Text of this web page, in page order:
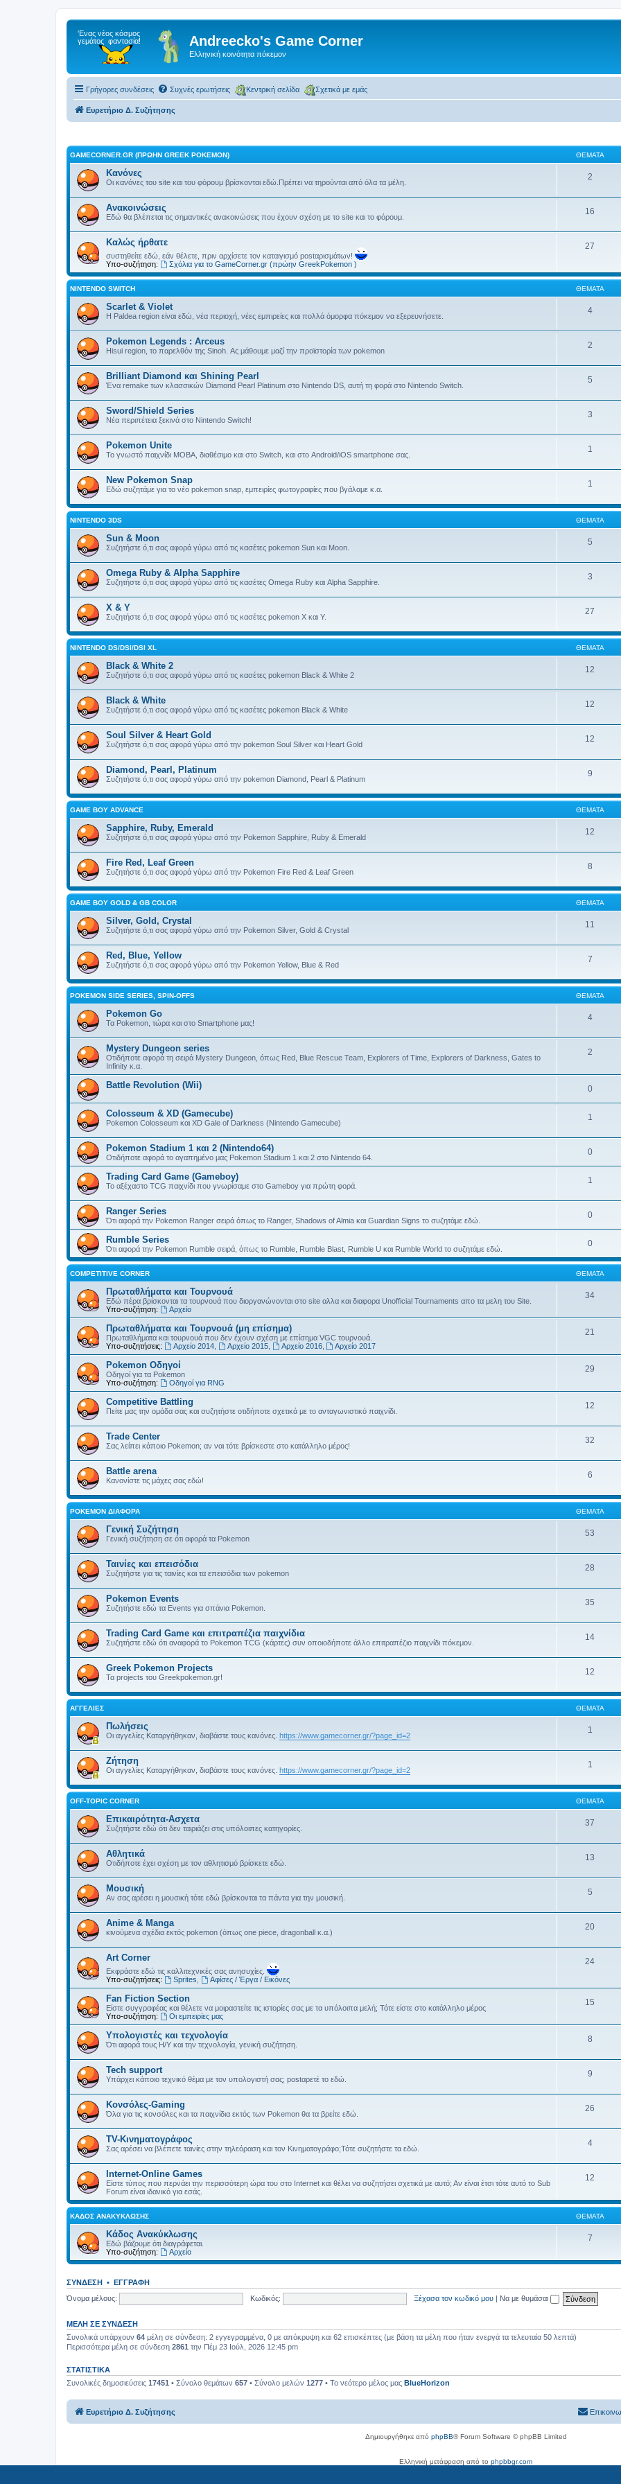
Andreecko's Game Corner
Ελληνική κοινότητα πόκεμον
Γρήγορες συνδέσεις Συχνές ερωτήσεις Κεντρική σελίδα Σχετικά με εμάς
Ευρετήριο Δ. Συζήτησης
GAMECORNER.GR (ΠΡΏΗΝ GREEK POKEMON) ΘΈΜΑΤΑ
Κανόνες
Οι κανόνες του site και του φόρουμ βρίσκονται εδώ.Πρέπει να τηρούνται από όλα τα μέλη.
2
Ανακοινώσεις
Εδώ θα βλέπεται τις σημαντικές ανακοινώσεις που έχουν σχέση με το site και το φόρουμ.
16
Kαλώς ήρθατε
συστηθείτε εδώ, εάν θέλετε, πριν αρχίσετε τον καταιγισμό postαρισμάτων!
Υπο-συζήτηση:
Σχόλια για το GameCorner.gr (πρώην GreekPokemon )
27
NINTENDO SWITCH ΘΈΜΑΤΑ
Scarlet & Violet
Η Paldea region είναι εδώ, νέα περιοχή, νέες εμπιρείες και πολλά όμορφα πόκεμον να εξερευνήσετε.
4
Pokemon Legends : Arceus
Hisui region, το παρελθόν της Sinoh. Ας μάθουμε μαζί την προϊστορία των pokemon
2
Brilliant Diamond και Shining Pearl
Ένα remake των κλασσικών Diamond Pearl Platinum στο Nintendo DS, αυτή τη φορά στο Nintendo Switch.
5
Sword/Shield Series
Νέα περιπέτεια ξεκινά στο Nintendo Switch!
3
Pokemon Unite
Το γνωστό παιχνίδι MOBA, διαθέσιμο και στο Switch, και στο Android/iOS smartphone σας.
1
New Pokemon Snap
Εδώ συζητάμε για το νέο pokemon snap, εμπειρίες φωτογραφίες που βγάλαμε κ.α.
1
NINTENDO 3DS ΘΈΜΑΤΑ
Sun & Moon
Συζητήστε ό,τι σας αφορά γύρω από τις κασέτες pokemon Sun και Moon.
5
Omega Ruby & Alpha Sapphire
Συζητήστε ό,τι σας αφορά γύρω από τις κασέτες Omega Ruby και Alpha Sapphire.
3
X & Y
Συζητήστε ό,τι σας αφορά γύρω από τις κασέτες pokemon X και Y.
27
NINTENDO DS/DSI/DSI XL ΘΈΜΑΤΑ
Black & White 2
Συζητήστε ό,τι σας αφορά γύρω από τις κασέτες pokemon Black & White 2
12
Black & White
Συζητήστε ό,τι σας αφορά γύρω από τις κασέτες pokemon Black & White
12
Soul Silver & Heart Gold
Συζητήστε ό,τι σας αφορά γύρω από την pokemon Soul Silver και Heart Gold
12
Diamond, Pearl, Platinum
Συζητήστε ό,τι σας αφορά γύρω από την pokemon Diamond, Pearl & Platinum
9
GAME BOY ADVANCE ΘΈΜΑΤΑ
Sapphire, Ruby, Emerald
Συζητήστε ό,τι σας αφορά γύρω από την Pokemon Sapphire, Ruby & Emerald
12
Fire Red, Leaf Green
Συζητήστε ό,τι σας αφορά γύρω από την Pokemon Fire Red & Leaf Green
8
GAME BOY GOLD & GB COLOR ΘΈΜΑΤΑ
Silver, Gold, Crystal
Συζητήστε ό,τι σας αφορά γύρω από την Pokemon Silver, Gold & Crystal
11
Red, Blue, Yellow
Συζητήστε ό,τι σας αφορά γύρω από την Pokemon Yellow, Blue & Red
7
POKEMON SIDE SERIES, SPIN-OFFS ΘΈΜΑΤΑ
Pokemon Go
Τα Pokemon, τώρα και στο Smartphone μας!
4
Mystery Dungeon series
Οτιδήποτε αφορά τη σειρά Mystery Dungeon, όπως Red, Blue Rescue Team, Explorers of Time, Explorers of Darkness, Gates to
Infinity κ.α.
2
Battle Revolution (Wii) 0
Colosseum & XD (Gamecube)
Pokemon Colosseum και XD Gale of Darkness (Nintendo Gamecube)
1
Pokemon Stadium 1 και 2 (Nintendo64)
Οτιδήποτε αφορά το αγαπημένο μας Pokemon Stadium 1 και 2 στο Nintendo 64.
0
Trading Card Game (Gameboy)
Το αξέχαστο TCG παιχνίδι που γνωρίσαμε στο Gameboy για πρώτη φορά.
1
Ranger Series
Ότι αφορά την Pokemon Ranger σειρά όπως το Ranger, Shadows of Almia και Guardian Signs το συζητάμε εδώ.
0
Rumble Series
Ότι αφορά την Pokemon Rumble σειρά, όπως το Rumble, Rumble Blast, Rumble U και Rumble World το συζητάμε εδώ.
0
COMPETITIVE CORNER ΘΈΜΑΤΑ
Πρωταθλήματα και Τουρνουά
Εδώ πέρα βρίσκονται τα τουρνουά που διοργανώνονται στο site αλλα και διαφορα Unofficial Tournaments απο τα μελη του Site.
Υπο-συζήτηση:
Αρχείο
34
Πρωταθλήματα και Τουρνουά (μη επίσημα)
Πρωταθλήματα και τουρνουά που δεν έχουν σχέση με επίσημα VGC τουρνουά.
Υπο-συζητήσεις:
Αρχείο 2014, Αρχείο 2015, Αρχείο 2016, Αρχείο 2017
21
Pokemon Οδηγοί
Οδηγοί για τα Pokemon
Υπο-συζήτηση:
Οδηγοί για RNG
29
Competitive Battling
Πείτε μας την ομάδα σας και συζητήστε οτιδήποτε σχετικά με το ανταγωνιστικό παιχνίδι.
12
Trade Center
Σας λείπει κάποιο Pokemon; αν ναι τότε βρίσκεστε στο κατάλληλο μέρος!
32
Battle arena
Κανονίστε τις μάχες σας εδώ!
6
POKEMON ΔΙΆΦΟΡΑ ΘΈΜΑΤΑ
Γενική Συζήτηση
Γενική συζήτηση σε ότι αφορά τα Pokemon
53
Ταινίες και επεισόδια
Συζητήστε για τις ταινίες και τα επεισόδια των pokemon
28
Pokemon Events
Συζητήστε εδώ τα Events για σπάνια Pokemon.
35
Trading Card Game και επιτραπέζια παιχνίδια
Συζητήστε εδώ ότι αναφορά το Pokemon TCG (κάρτες) συν οποιοδήποτε άλλο επιτραπέζιο παιχνίδι πόκεμον.
14
Greek Pokemon Projects
Τα projects του Greekpokemon.gr!
12
ΑΓΓΕΛΊΕΣ ΘΈΜΑΤΑ
Πωλήσεις
Οι αγγελίες Καταργήθηκαν, διαβάστε τους κανόνες. https://www.gamecorner.gr/?page_id=2
1
Ζήτηση
Οι αγγελίες Καταργήθηκαν, διαβάστε τους κανόνες. https://www.gamecorner.gr/?page_id=2
1
OFF-TOPIC CORNER ΘΈΜΑΤΑ
Επικαιρότητα-Ασχετα
Συζητήστε εδώ ότι δεν ταιριάζει στις υπόλοιπες κατηγορίες.
37
Αθλητικά
Οτιδήποτε έχει σχέση με τον αθλητισμό βρίσκετε εδώ.
13
Μουσική
Αν σας αρέσει η μουσική τότε εδώ βρίσκονται τα πάντα για την μουσική.
5
Anime & Manga
κινούμενα σχέδια εκτός pokemon (όπως one piece, dragonball κ.α.)
20
Art Corner
Εκφράστε εδώ τις καλλιτεχνικές σας ανησυχίες.
Υπο-συζητήσεις:
Sprites Αφίσες / Έργα / Εικόνες
24
Fan Fiction Section
Είστε συγγραφέας και θέλετε να μοιραστείτε τις ιστορίες σας με τα υπόλοιπα μελή; Τότε είστε στο κατάλληλο μέρος
Υπο-συζήτηση:
Οι εμπειρίες μας
15
Υπολογιστές και τεχνολογία
Ότι αφορά τους Η/Υ και την τεχνολογία, γενική συζήτηση.
8
Tech support
Υπάρχει κάποιο τεχνικό θέμα με τον υπολογιστή σας; postαρετέ το εδώ.
9
Kονσόλες-Gaming
Όλα για τις κονσόλες και τα παιχνίδια εκτός των Pokemon θα τα βρείτε εδώ.
26
TV-Κινηματογράφος
Σας αρέσει να βλέπετε ταινίες στην τηλεόραση και τον Κινηματογράφο;Τότε συζητήστε τα εδώ.
4
Internet-Online Games
Είστε τύπος που περνάει την περισσότερη ώρα του στο Internet και θέλει να συζητήσει σχετικά με αυτό; Αν είναι έτσι τότε αυτό το Sub
Forum είναι ιδανικό για εσάς.
12
ΚΆΔΟΣ ΑΝΑΚΎΚΛΩΣΗΣ ΘΈΜΑΤΑ
Κάδος Ανακύκλωσης
Εδώ βάζουμε ότι διαγράφεται.
Υπο-συζήτηση:
Αρχείο
7
ΣΎΝΔΕΣΗ • ΕΓΓΡΑΦΉ
Όνομα μέλους:
Κωδικός: Ξέχασα τον κωδικό μου | Να με θυμάσαι
ΜΈΛΗ ΣΕ ΣΎΝΔΕΣΗ
Συνολικά υπάρχουν 64 μέλη σε σύνδεση: 2 εγγεγραμμένα, 0 με απόκρυψη και 62 επισκέπτες (με βάση τα μέλη που ήταν ενεργά τα τελευταία 50 λεπτά)
Περισσότερα μέλη σε σύνδεση 2861 την Πέμ 23 Ιούλ, 2026 12:45 pm
ΣΤΑΤΙΣΤΙΚΆ
Συνολικές δημοσιεύσεις 17451 • Σύνολο θεμάτων 657 • Σύνολο μελών 1277 • Το νεότερο μέλος μας BlueHorizon
Ευρετήριο Δ. Συζήτησης
Δημιουργήθηκε από phpBB® Forum Software © phpBB Limited
Ελληνική μετάφραση από το phpbbgr.com